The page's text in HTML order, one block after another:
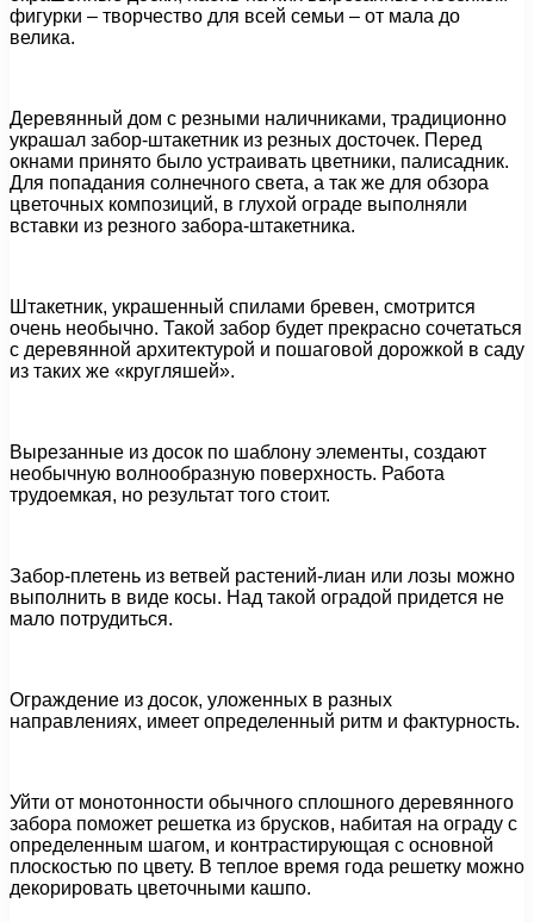
фигурки – творчество для всей семьи – от мала до
велика.
Деревянный дом с резными наличниками, традиционно
украшал забор-штакетник из резных досточек. Перед
окнами принято было устраивать цветники, палисадник.
Для попадания солнечного света, а так же для обзора
цветочных композиций, в глухой ограде выполняли
вставки из резного забора-штакетника.
Штакетник, украшенный спилами бревен, смотрится
очень необычно. Такой забор будет прекрасно сочетаться
с деревянной архитектурой и пошаговой дорожкой в саду
из таких же «кругляшей».
Вырезанные из досок по шаблону элементы, создают
необычную волнообразную поверхность. Работа
трудоемкая, но результат того стоит.
Забор-плетень из ветвей растений-лиан или лозы можно
выполнить в виде косы. Над такой оградой придется не
мало потрудиться.
Ограждение из досок, уложенных в разных
направлениях, имеет определенный ритм и фактурность.
Уйти от монотонности обычного сплошного деревянного
забора поможет решетка из брусков, набитая на ограду с
определенным шагом, и контрастирующая с основной
плоскостью по цвету. В теплое время года решетку можно
декорировать цветочными кашпо.